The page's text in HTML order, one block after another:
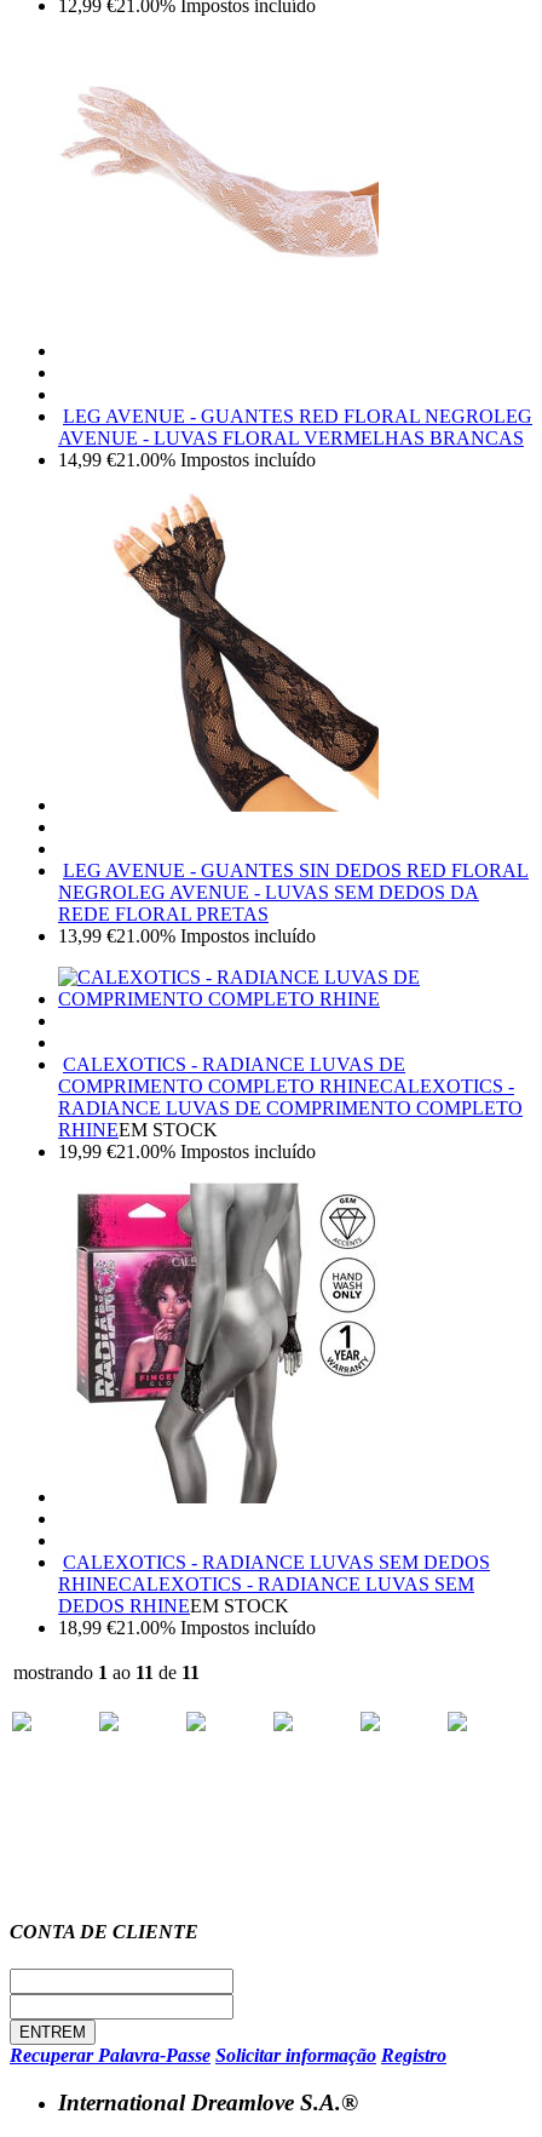
12,99 €21.00% Impostos incluído
LEG AVENUE - GUANTES RED FLORAL NEGROLEG
AVENUE - LUVAS FLORAL VERMELHAS BRANCAS
14,99 €21.00% Impostos incluído
LEG AVENUE - GUANTES SIN DEDOS RED FLORAL
NEGROLEG AVENUE - LUVAS SEM DEDOS DA
REDE FLORAL PRETAS
13,99 €21.00% Impostos incluído
CALEXOTICS - RADIANCE LUVAS DE
COMPRIMENTO COMPLETO RHINECALEXOTICS -
RADIANCE LUVAS DE COMPRIMENTO COMPLETO
RHINEEM STOCK
19,99 €21.00% Impostos incluído
CALEXOTICS - RADIANCE LUVAS SEM DEDOS
RHINECALEXOTICS - RADIANCE LUVAS SEM
DEDOS RHINEEM STOCK
18,99 €21.00% Impostos incluído
mostrando 1 ao 11 de 11
CONTA DE CLIENTE
Recuperar Palavra-Passe Solicitar informação Registro
International Dreamlove S.A.®